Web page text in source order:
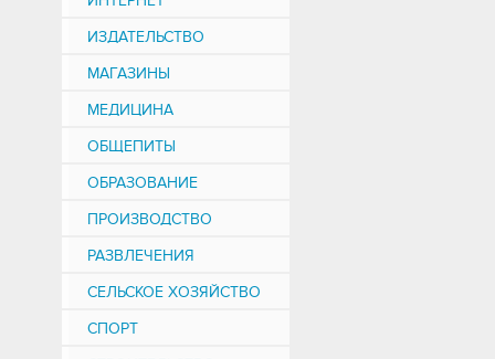
ИЗДАТЕЛЬСТВО
МАГАЗИНЫ
МЕДИЦИНА
ОБЩЕПИТЫ
ОБРАЗОВАНИЕ
ПРОИЗВОДСТВО
РАЗВЛЕЧЕНИЯ
СЕЛЬСКОЕ ХОЗЯЙСТВО
СПОРТ